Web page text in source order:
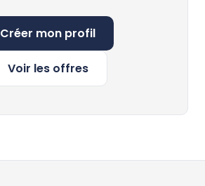
Créer mon profil
Voir les offres